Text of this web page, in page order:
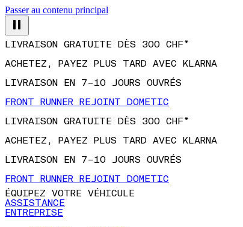
Passer au contenu principal
LIVRAISON GRATUITE DÈS 300 CHF*
ACHETEZ, PAYEZ PLUS TARD AVEC KLARNA
LIVRAISON EN 7–10 JOURS OUVRÉS
FRONT RUNNER REJOINT DOMETIC
LIVRAISON GRATUITE DÈS 300 CHF*
ACHETEZ, PAYEZ PLUS TARD AVEC KLARNA
LIVRAISON EN 7–10 JOURS OUVRÉS
FRONT RUNNER REJOINT DOMETIC
ÉQUIPEZ VOTRE VÉHICULE
ASSISTANCE
ENTREPRISE